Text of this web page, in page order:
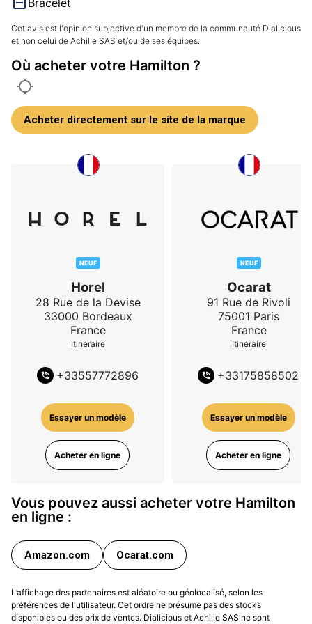
Bracelet
Cet avis est l'opinion subjective d'un membre de la communauté Dialicious
et non celui de Achille SAS et/ou de ses équipes.
Où acheter votre Hamilton ?
Acheter directement sur le site de la marque
NEUF
Horel
28 Rue de la Devise
33000 Bordeaux
France
Itinéraire
+33557772896
Essayer un modèle
Acheter en ligne
NEUF
Ocarat
91 Rue de Rivoli
75001 Paris
France
Itinéraire
+33175858502
Essayer un modèle
Acheter en ligne
Vous pouvez aussi acheter votre Hamilton
en ligne :
Amazon.com Ocarat.com
L’affichage des partenaires est aléatoire ou géolocalisé, selon les
préférences de l'utilisateur. Cet ordre ne présume pas des stocks
disponibles ou des prix de ventes. Dialicious et Achille SAS ne sont